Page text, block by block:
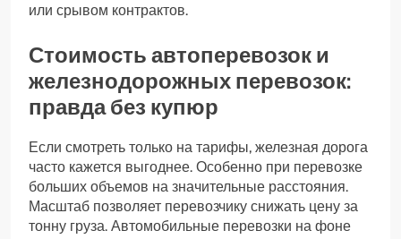
или срывом контрактов.
Стоимость автоперевозок и
железнодорожных перевозок:
правда без купюр
Если смотреть только на тарифы, железная дорога
часто кажется выгоднее. Особенно при перевозке
больших объемов на значительные расстояния.
Масштаб позволяет перевозчику снижать цену за
тонну груза. Автомобильные перевозки на фоне